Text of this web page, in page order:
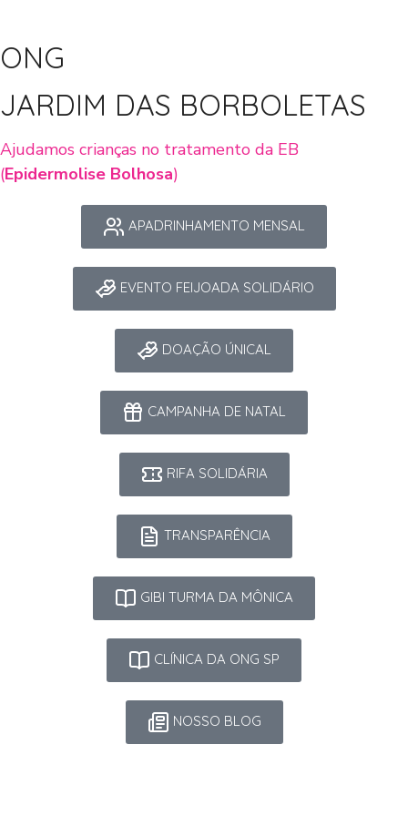
ONG
JARDIM DAS BORBOLETAS
Ajudamos crianças no tratamento da EB
(Epidermolise Bolhosa)
APADRINHAMENTO MENSAL
EVENTO FEIJOADA SOLIDÁRIO
DOAÇÃO ÚNICAL
CAMPANHA DE NATAL
RIFA SOLIDÁRIA
TRANSPARÊNCIA
GIBI TURMA DA MÔNICA
CLÍNICA DA ONG SP
NOSSO BLOG